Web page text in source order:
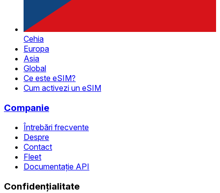
Cehia
Europa
Asia
Global
Ce este eSIM?
Cum activezi un eSIM
Companie
Întrebări frecvente
Despre
Contact
Fleet
Documentație API
Confidențialitate